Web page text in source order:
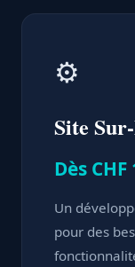
⚙️
Site
Dès
Un
pour des